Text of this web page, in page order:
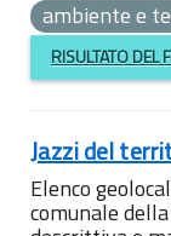
ambiente e
RISULTATO DEL
Jazzi del
Elenco
comunale